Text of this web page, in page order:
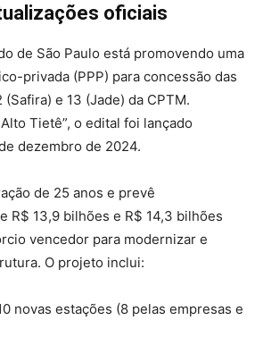
oficiais
de São Paulo está promovendo uma
privada (PPP) para concessão das
(Safira) e 13 (Jade) da CPTM.
Tietê”, o edital foi lançado
dezembro de 2024.
de 25 anos e prevê
R$ 13,9 bilhões e R$ 14,3 bilhões
vencedor para modernizar e
O projeto inclui:
novas estações (8 pelas empresas e